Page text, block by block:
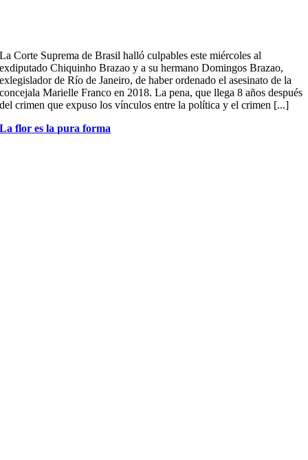
La Corte Suprema de Brasil halló culpables este miércoles al
exdiputado Chiquinho Brazao y a su hermano Domingos Brazao,
exlegislador de Río de Janeiro, de haber ordenado el asesinato de la
concejala Marielle Franco en 2018. La pena, que llega 8 años después
del crimen que expuso los vínculos entre la política y el crimen [...]
La flor es la pura forma